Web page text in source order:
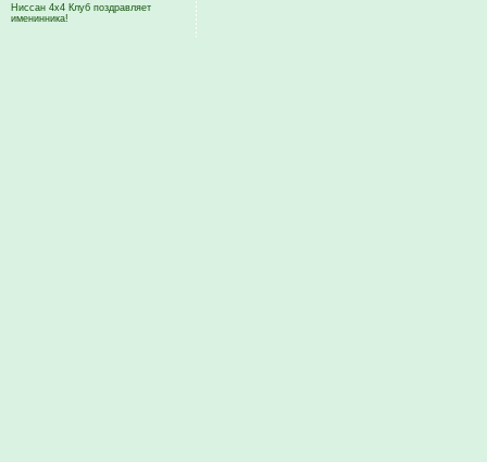
Ниссан 4х4 Клуб поздравляет
именинника!